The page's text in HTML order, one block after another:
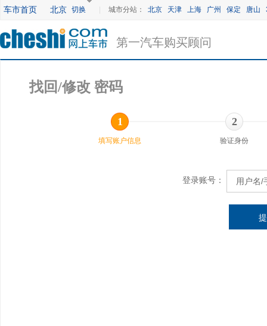
车市首页 北京 切换 城市分站： 北京 天津 上海 广州 保定 唐山
第一汽车购买顾问
找回/修改 密码
1
填写账户信息
2
验证身份
登录账号：